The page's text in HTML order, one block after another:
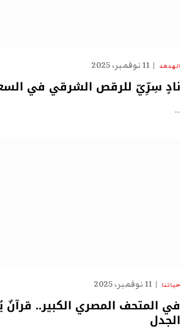
الهدهد 11 نوفمبر، 2025
نادٍ سِرِّيّ للرقص الشرقي في
…
حياتنا 11 نوفمبر، 2025
في المتحف المصري الكبير..
الجدل